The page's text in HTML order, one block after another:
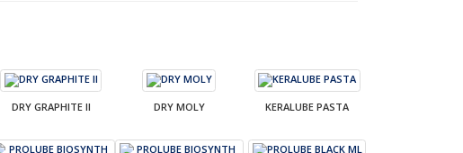
DRY GRAPHITE II DRY MOLY KERALUBE PASTA